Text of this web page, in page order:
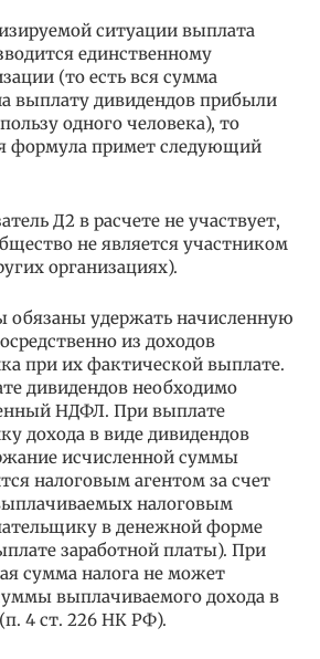
ситуации выплата
единственному
(то есть вся сумма
выплату дивидендов прибыли
одного человека), то
формула примет следующий
Д2 в расчете не участвует,
не является участником
организациях).
обязаны удержать начисленную
из доходов
при их фактической выплате.
дивидендов необходимо
НДФЛ. При выплате
дохода в виде дивидендов
исчисленной суммы
налоговым агентом за счет
налоговым
в денежной форме
заработной платы). При
сумма налога не может
выплачиваемого дохода в
4 ст. 226 НК РФ).